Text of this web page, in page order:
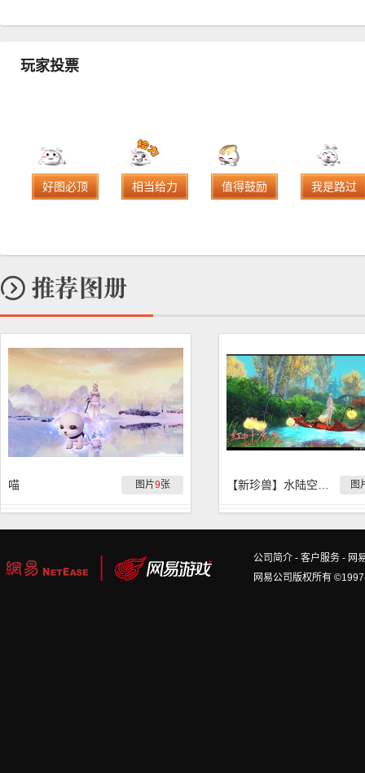
玩家投票
好图必顶 相当给力 值得鼓励 我是路过
图片9张
喵 图
公司简介 - 客户服务 - 网
网易公司版权所有